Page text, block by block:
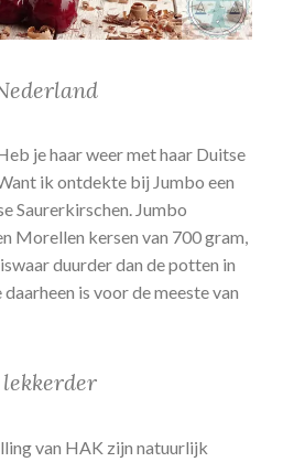
je haar weer met haar Duitse
ik ontdekte bij Jumbo een
Saurerkirschen. Jumbo
Morellen kersen van 700 gram,
duurder dan de potten in
is voor de meeste van
van HAK zijn natuurlijk